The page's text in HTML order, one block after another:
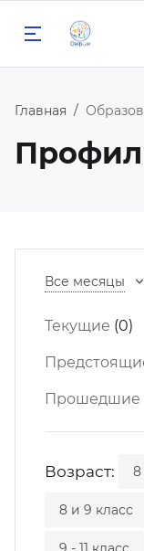
совет
РЦ
Главная
Все месяцы
Текущие (0)
Прошедшие
Возраст: 8
8 и 9 класс